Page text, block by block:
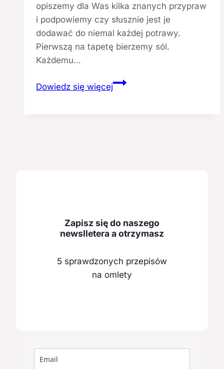
opiszemy dla Was kilka znanych przypraw
i podpowiemy czy słusznie jest je
dodawać do niemal każdej potrawy.
Pierwszą na tapetę bierzemy sól.
Każdemu…
Dowiedz się więcejPrzyprawy
Zapisz się do naszego
newslletera a otrzymasz
5 sprawdzonych przepisów
na omlety